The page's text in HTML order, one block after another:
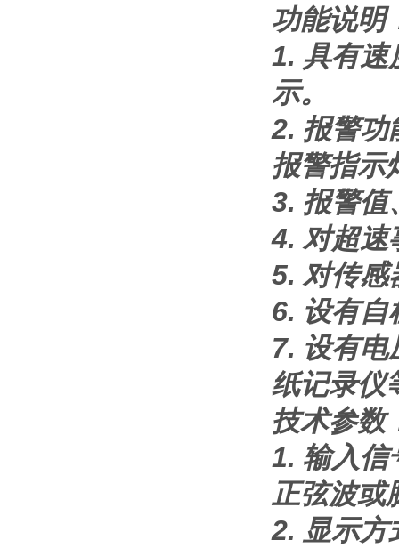
功能说明
1. 具有速
示。
2. 报警功
报警指示
3. 报警值
4. 对超速
5. 对传感
6. 设有自
7. 设有电
纸记录仪
技术参数
1. 输入信
正弦波或
2. 显示方